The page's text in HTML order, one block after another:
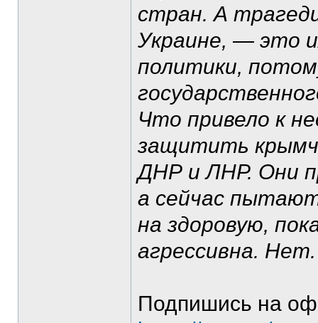
стран. А
Украине, — это
политики,
Что привело к
защитить
ДНР и ЛНР. Они
а сейчас
на здоровую,
агрессивна.
Подпишись на